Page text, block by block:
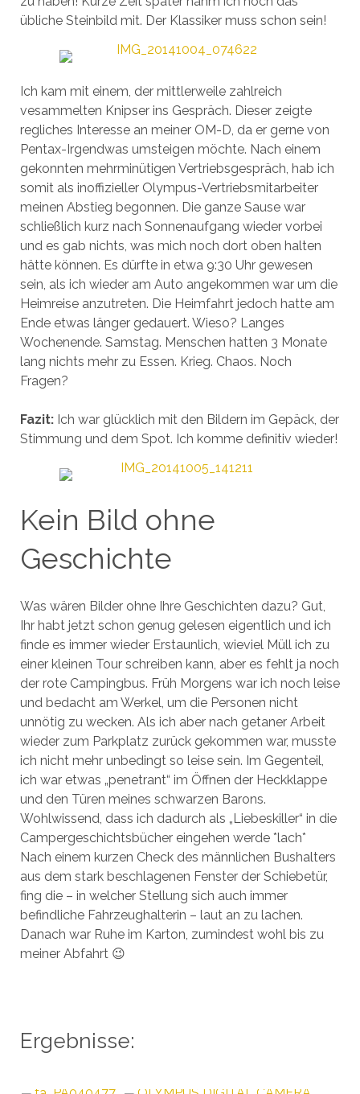
übliche Steinbild mit. Der Klassiker muss schon sein!
Ich kam mit einem, der mittlerweile zahlreich
vesammelten Knipser ins Gespräch. Dieser zeigte
regliches Interesse an meiner OM-D, da er gerne von
Pentax-Irgendwas umsteigen möchte. Nach einem
gekonnten mehrminütigen Vertriebsgespräch, hab ich
somit als inoffizieller Olympus-Vertriebsmitarbeiter
meinen Abstieg begonnen. Die ganze Sause war
schließlich kurz nach Sonnenaufgang wieder vorbei
und es gab nichts, was mich noch dort oben halten
hätte können. Es dürfte in etwa 9:30 Uhr gewesen
sein, als ich wieder am Auto angekommen war um die
Heimreise anzutreten. Die Heimfahrt jedoch hatte am
Ende etwas länger gedauert. Wieso? Langes
Wochenende. Samstag. Menschen hatten 3 Monate
lang nichts mehr zu Essen. Krieg. Chaos. Noch
Fragen?
Fazit:Ich war glücklich mit den Bildern im Gepäck, der
Stimmung und dem Spot. Ich komme definitiv wieder!
Kein Bild ohne
Geschichte
Was wären Bilder ohne Ihre Geschichten dazu? Gut,
Ihr habt jetzt schon genug gelesen eigentlich und ich
finde es immer wieder Erstaunlich, wieviel Müll ich zu
einer kleinen Tour schreiben kann, aber es fehlt ja noch
der rote Campingbus. Früh Morgens war ich noch leise
und bedacht am Werkel, um die Personen nicht
unnötig zu wecken. Als ich aber nach getaner Arbeit
wieder zum Parkplatz zurück gekommen war, musste
ich nicht mehr unbedingt so leise sein. Im Gegenteil,
ich war etwas „penetrant“ im Öffnen der Heckklappe
und den Türen meines schwarzen Barons.
Wohlwissend, dass ich dadurch als „Liebeskiller“ in die
Campergeschichtsbücher eingehen werde *lach*
Nach einem kurzen Check des männlichen Bushalters
aus dem stark beschlagenen Fenster der Schiebetür,
fing die – in welcher Stellung sich auch immer
befindliche Fahrzeughalterin – laut an zu lachen.
Danach war Ruhe im Karton, zumindest wohl bis zu
meiner Abfahrt 😉
Ergebnisse: